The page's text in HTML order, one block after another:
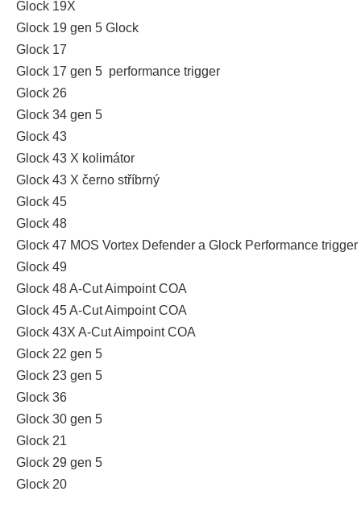
Glock 19X
Glock 19 gen 5 Glock
Glock 17
Glock 17 gen 5 performance trigger
Glock 26
Glock 34 gen 5
Glock 43
Glock 43 X kolimátor
Glock 43 X černo stříbrný
Glock 45
Glock 48
Glock 47 MOS Vortex Defender a Glock Performance trigger
Glock 49
Glock 48 A-Cut Aimpoint COA
Glock 45 A-Cut Aimpoint COA
Glock 43X A-Cut Aimpoint COA
Glock 22 gen 5
Glock 23 gen 5
Glock 36
Glock 30 gen 5
Glock 21
Glock 29 gen 5
Glock 20